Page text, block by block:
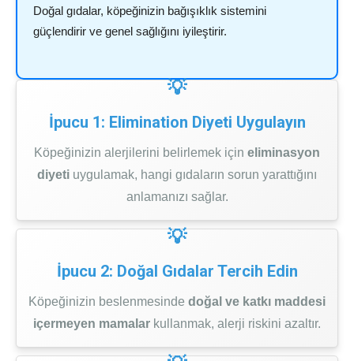
Doğal gıdalar, köpeğinizin bağışıklık sistemini
güçlendirir ve genel sağlığını iyileştirir.
İpucu 1: Elimination Diyeti Uygulayın
Köpeğinizin alerjilerini belirlemek için eliminasyon
diyeti uygulamak, hangi gıdaların sorun yarattığını
anlamanızı sağlar.
İpucu 2: Doğal Gıdalar Tercih Edin
Köpeğinizin beslenmesinde doğal ve katkı maddesi
içermeyen mamalar kullanmak, alerji riskini azaltır.